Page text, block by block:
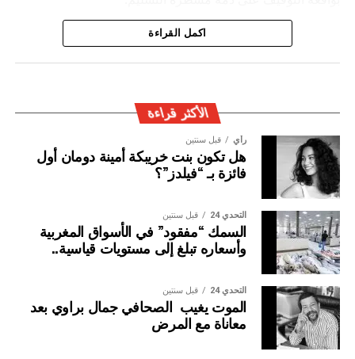
ويأتي توقيف المشتبه به في سياق التزام المصالح الأمنية
المغربية بتفعيل آليات التعاون الأمني الدولي، خصوصا ملاحقة
اكمل القراءة
الأكثر قراءة
رأي قبل سنتين
هل تكون بنت خريبكة أمينة دومان أول
فائزة بـ “فيلدز”؟
التحدي 24 قبل سنتين
السمك “مفقود” في الأسواق المغربية
وأسعاره تبلغ إلى مستويات قياسية..
التحدي 24 قبل سنتين
الموت يغيب الصحافي جمال براوي بعد
معاناة مع المرض